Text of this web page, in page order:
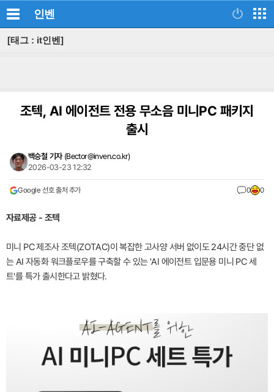
인벤
[태그 : it인벤]
조텍, AI 에이전트 전용 무소음 미니PC 패키지
출시
백승철 기자 (Bector@inven.co.kr)
2026-03-23 12:32
Google 선호 출처 추가 0 0
자료제공 - 조텍
미니 PC 제조사 조텍(ZOTAC)이 복잡한 고사양 서버 없이도 24시간 중단 없
는 AI 자동화 워크플로우를 구축할 수 있는 'AI 에이전트 입문용 미니 PC 세
트'를 특가 출시한다고 밝혔다.